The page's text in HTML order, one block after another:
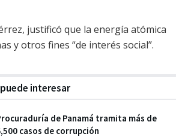
justificó que la energía atómica
y otros fines “de interés social”.
interesar
de Panamá tramita más de
casos de corrupción